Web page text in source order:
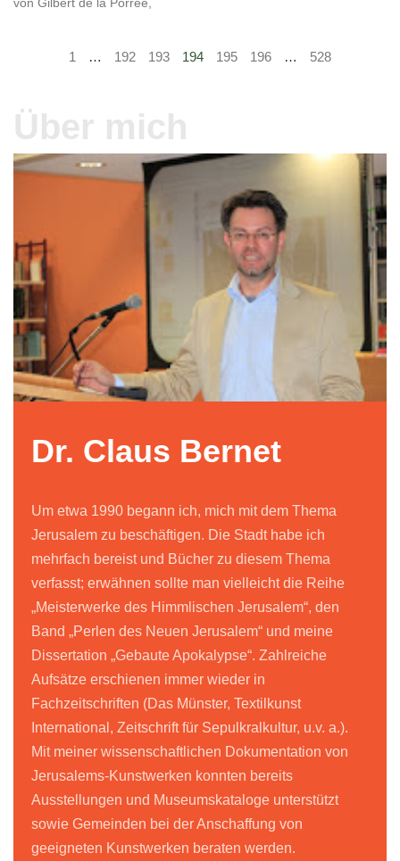
von Gilbert de la Porrée,
1 … 192 193 194 195 196 … 528
Über mich
Dr. Claus Bernet
Um etwa 1990 begann ich, mich mit dem Thema
Jerusalem zu beschäftigen. Die Stadt habe ich
mehrfach bereist und Bücher zu diesem Thema
verfasst; erwähnen sollte man vielleicht die Reihe
„Meisterwerke des Himmlischen Jerusalem“, den
Band „Perlen des Neuen Jerusalem“ und meine
Dissertation „Gebaute Apokalypse“. Zahlreiche
Aufsätze erschienen immer wieder in
Fachzeitschriften (Das Münster, Textilkunst
International, Zeitschrift für Sepulkralkultur, u.v. a.).
Mit meiner wissenschaftlichen Dokumentation von
Jerusalems-Kunstwerken konnten bereits
Ausstellungen und Museumskataloge unterstützt
sowie Gemeinden bei der Anschaffung von
geeigneten Kunstwerken beraten werden.